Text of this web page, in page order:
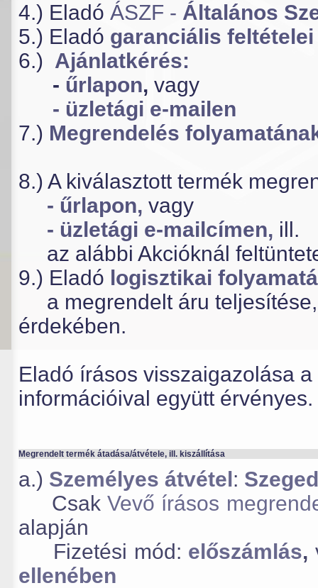
4.) Eladó ÁSZF - Általános
5.) Eladó garanciális
6.) Ajánlatkérés:
- űrlapon, vagy
- üzletági e-mailen
7.) Megrendelés
8.) A kiválasztott termék
- űrlapon, vagy
- üzletági e-mailcímen, ill.
az alábbi Akcióknál
9.) Eladó logisztikai
a megrendelt áru
érdekében.
Eladó írásos visszaigazolása
információival együtt érvényes.
Megrendelt termék átadása/átvétele, ill. kiszállítása
a.) Személyes átvétel:
Csak Vevő írásos
alapján
Fizetési mód: előszámlás,
ellenében